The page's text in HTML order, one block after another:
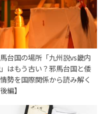
台国の場所「九州説vs畿内
はもう古い？邪馬台国と倭
勢を国際関係から読み解く
後編】